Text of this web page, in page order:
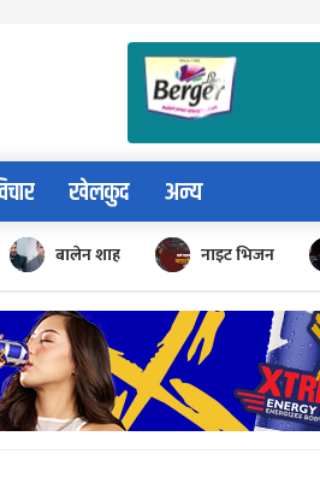
खेलकुद अन्य
बालेन शाह नाइट भिजन